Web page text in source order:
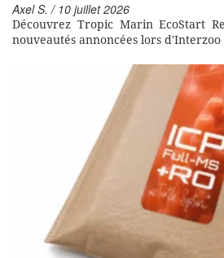
Axel S. / 10 juillet 2026
Découvrez Tropic Marin EcoStart
nouveautés annoncées lors d'Interzoo